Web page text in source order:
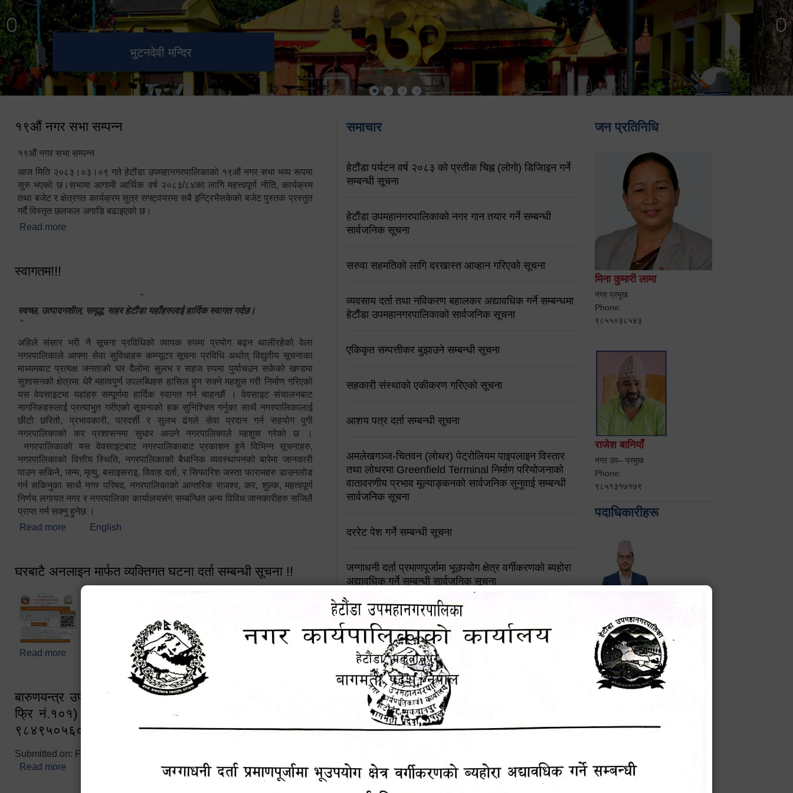
भुटनदेवी मन्दिर
स्मारक
हेटौंडा उपमहानगरपालिका नगर
कार्यपालिकाको कार्यालय
मनकामना डाँडाबाट देखिएको दृश्य
१९औं नगर सभा सम्पन्न
१९औं नगर सभा सम्पन्न
आज मिति २०८३।०३।०९ गते हेटौंडा उपमहानगरपालिकाको १९औं नगर सभा भव्य रूपमा
सुरु भएको छ।सभामा आगामी आर्थिक वर्ष २०८३/८४का लागि महत्त्वपूर्ण नीति, कार्यक्रम
तथा बजेट र क्षेत्रगत कार्यक्रम सुत्र सफ्ट्वयरमा सबै इन्ट्रिभैसकेको बजेट पुस्तक प्रस्तुत
गर्दै विस्तृत छलफल अगाडि बढाइएको छ।
Read more
स्वागतम!!!
"
स्वच्छ, उत्पादनशील, समृद्ध, सहर हेटौंडा यहाँहरुलाई हार्दिक स्वागत गर्दछ।
"
अहिले संसार भरी नै सूचना प्रविधिको व्यापक रुपमा प्रयोग बढ्न थालीरहेको वेला
नगरपालिकाले आफ्ना सेवा सुविधाहरु कम्प्यूटर सूचना प्रविधि अर्थात् विद्युतीय सूचनाका
माध्यमबाट प्रत्यक्ष जनताको घर दैलोमा सुलभ र सहज रुपमा पुर्याचउन सकेको खण्डमा
सुशासनको क्षेत्रमा धेरै महत्वपुर्ण उपलब्धिहरु हासिल हुन सक्ने महशुस गरी निर्माण गरिएको
यस वेवसाइटमा यहांहरु सम्पूर्णमा हार्दिक स्वागत गर्न चाहन्छौं । वेवसाइट संचालनबाट
नागरिकहरुलाई प्रत्याभुत गरीएको सूचनाको हक सुनिश्चित गर्नुका साथै नगरपालिकालाई
छीटो छरितो, प्रभावकारी, पारदर्शी र सुलभ ढंगले सेवा प्रदान गर्न सहयोग पुगी
नगरपालिकाको कर प्रशासनमा सुधार आउने नगरपालिकाले महशुस गरेको छ ।
नगरपालिकाको यस वेवसाइटबाट नगरपालिकाबाट प्रकाशन हुने विभिन्न सूचनाहरु,
नगरपालिकाको वित्तीय स्थिति, नगरपालिकाको बैधानिक व्यवस्थापनको बारेमा जानकारी
पाउन सकिने, जन्म, मृत्यु, बसाइसराइ, विवाह दर्ता, र सिफारिश जस्ता फारामहरु डाउनलोड
गर्न सकिनुका साथै नगर परिषद, नगरपालिकाको आन्तरिक राजश्व, कर, शुल्क, महत्वपूर्ण
निर्णय लगायत नगर र नगरपालिका कार्यालयसंग सम्बन्धित अन्य विविध जानकारीहरु सजिलै
प्राप्त गर्न सक्नु हुनेछ ।
Read more about स्वागतम!!!
English
घरबाटै अनलाइन मार्फत व्यक्तिगत घटना दर्ता सम्बन्धी सूचना !!
Read more about घरबाटै अनलाइन मार्फत व्यक्तिगत घटना दर्ता सम्बन्धी सूचना !!
बारुणयन्त्र उपशाखा इन्चार्जको सम्पर्क नं. ९८४१६४५३५६ (टोल
फ्रि नं.१०१) फोन नं. ०५७-५२०६७७ शव बहान चालकको नं.
९८४९५०५६००
Submitted on: Fri, 02/25/2022 - 10:50
Read more about बारुणयन्त्र उपशाखा इन्चार्जको सम्पर्क नं. ९८४१६४५३५६ (टोल फ्रि
नं.१०१) फोन नं. ०५७-५२०६७७ शव बहान चालकको नं. ९८४९५०५६००
समाचार
हेटौंडा पर्यटन वर्ष २०८३ को प्रतीक चिह्न (लोगो) डिजिाइन गर्ने
सम्बन्धी सूचना
हेटौंडा उपमहानगरपालिकाको नगर गान तयार गर्ने सम्बन्धी
सार्वजनिक सूचना
सरुवा सहमतिको लागि दरखास्त आव्हान गरिएको सूचना
व्यवसाय दर्ता तथा नविकरण बहालकर अद्यावधिक गर्ने सम्बन्धमा
हेटौंडा उपमहानगरपालिकाको सार्वजनिक सूचना
एकिकृत सम्पत्तीकर बुझाउने सम्बन्धी सूचना
सहकारी संस्थाको एकीकरण गरिएको सूचना
आशय पत्र दर्ता सम्बन्धी सूचना
अमलेखगञ्ज-चितवन (लोथर) पेट्रोलियम पाइपलाइन विस्तार
तथा लोथरमा Greenfield Terminal निर्माण परियोजनाको
वातावरणीय प्रभाव मूल्याङ्कनको सार्वजनिक सुनुवाई सम्बन्धी
सार्वजनिक सूचना
दररेट पेश गर्ने सम्बन्धी सूचना
जग्गाधनी दर्ता प्रमाणपूर्जामा भूउपयोग क्षेत्र वर्गीकरणको ब्यहोरा
अद्यावधिक गर्ने सम्बन्धी सार्वजनिक सूचना
आशय पत्र दर्ता सम्बन्धी सूचना
शिक्षक सरुवा सहमतिका लागि दरखास्त आव्हान सम्बन्धी सूचना !
हेटौंडा उपमहानगरपालिकाको सूची दर्ता सम्बन्धी सूचना
चुरियामाई सुरुङको संरक्षण तथा व्यवस्थापनको जिम्मेवारी
पोषाक र परिचयपत्र अनिवार्य लगाउने सम्बन्धमा ।
जन प्रतिनिधि
मिना कुमारी लामा
नगर प्रमुख
Phone:
९८५५०३८५४३
राजेश बानियाँ
नगर उप– प्रमुख
Phone:
९८५१३१७१७९
पदाधिकारीहरू
प्रमुख प्रशासकीय अधिकृत
Phone: 9855010111
सविन न्यौपाने